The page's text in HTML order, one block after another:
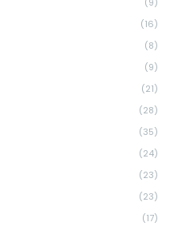
(16)
(8)
(9)
(21)
(28)
(35)
(24)
(23)
(23)
(17)